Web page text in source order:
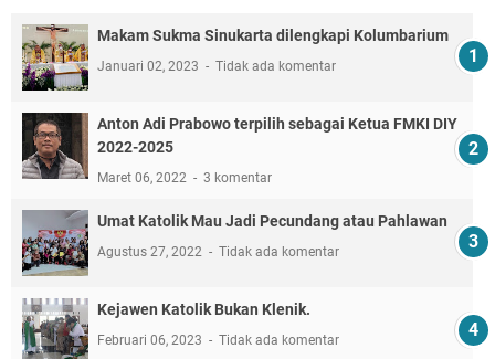
Makam Sukma Sinukarta dilengkapi Kolumbarium
Januari 02, 2023 Tidak ada komentar
Anton Adi Prabowo terpilih sebagai Ketua FMKI DIY
2022-2025
Maret 06, 2022 3 komentar
Umat Katolik Mau Jadi Pecundang atau Pahlawan
Agustus 27, 2022 Tidak ada komentar
Kejawen Katolik Bukan Klenik.
Februari 06, 2023 Tidak ada komentar